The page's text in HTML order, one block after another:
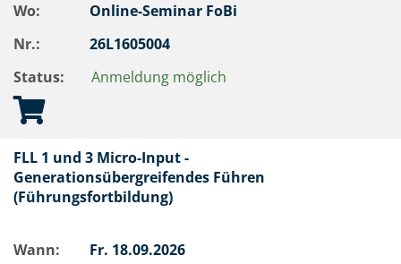
Wo:
Online-Seminar FoBi
Nr.:
26L1605004
Status:
Anmeldung möglich
FLL 1 und 3 Micro-Input -
Generationsübergreifendes Führen
(Führungsfortbildung)
Wann: Fr. 18.09.2026